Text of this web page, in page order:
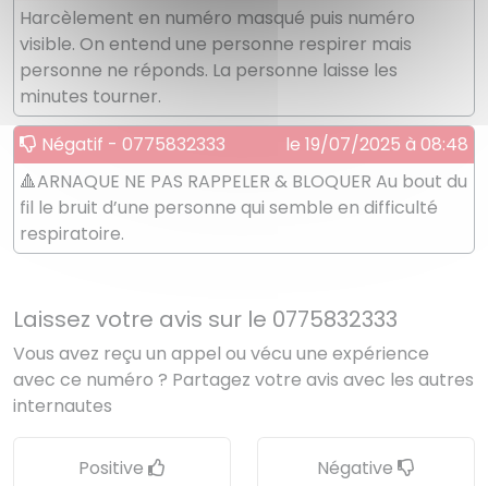
Harcèlement en numéro masqué puis numéro
visible. On entend une personne respirer mais
personne ne réponds. La personne laisse les
minutes tourner.
Négatif - 0775832333
le 19/07/2025 à 08:48
🔺️ARNAQUE NE PAS RAPPELER & BLOQUER Au bout du
fil le bruit d’une personne qui semble en difficulté
respiratoire.
Laissez votre avis sur le 0775832333
Vous avez reçu un appel ou vécu une expérience
avec ce numéro ? Partagez votre avis avec les autres
internautes
Positive Négative